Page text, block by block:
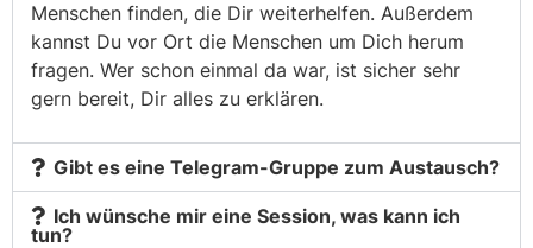
Menschen finden, die Dir weiterhelfen. Außerdem
kannst Du vor Ort die Menschen um Dich herum
fragen. Wer schon einmal da war, ist sicher sehr
gern bereit, Dir alles zu erklären.
Gibt es eine Telegram-Gruppe zum Austausch?
Ich wünsche mir eine Session, was kann ich
tun?